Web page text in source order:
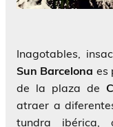
Inagotables,
Sun Barcelona es
de la plaza de
atraer a
tundra ibérica,